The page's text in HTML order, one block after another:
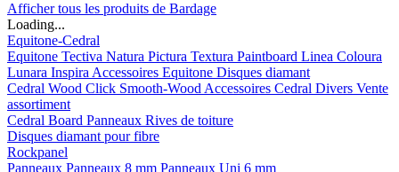
Afficher tous les produits de Bardage
Loading...
Equitone-Cedral
Equitone Tectiva Natura Pictura Textura Paintboard Linea Coloura
Lunara Inspira Accessoires Equitone Disques diamant
Cedral Wood Click Smooth-Wood Accessoires Cedral Divers Vente
assortiment
Cedral Board Panneaux Rives de toiture
Disques diamant pour fibre
Rockpanel
Panneaux Panneaux 8 mm Panneaux Uni 6 mm